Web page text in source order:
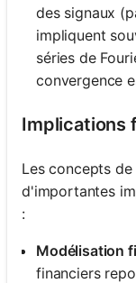
des signaux
impliquent
séries de
convergence
Implications
Les concepts
d'importantes
:
Modélisation
financiers